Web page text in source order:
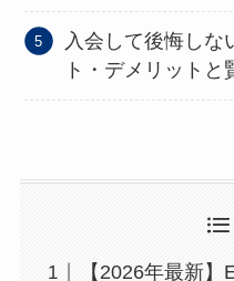
入会して後悔しな
ト・デメリットと
【2026年最新